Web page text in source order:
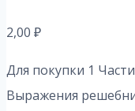
2,00 ₽
Для покупки 1
Выражения